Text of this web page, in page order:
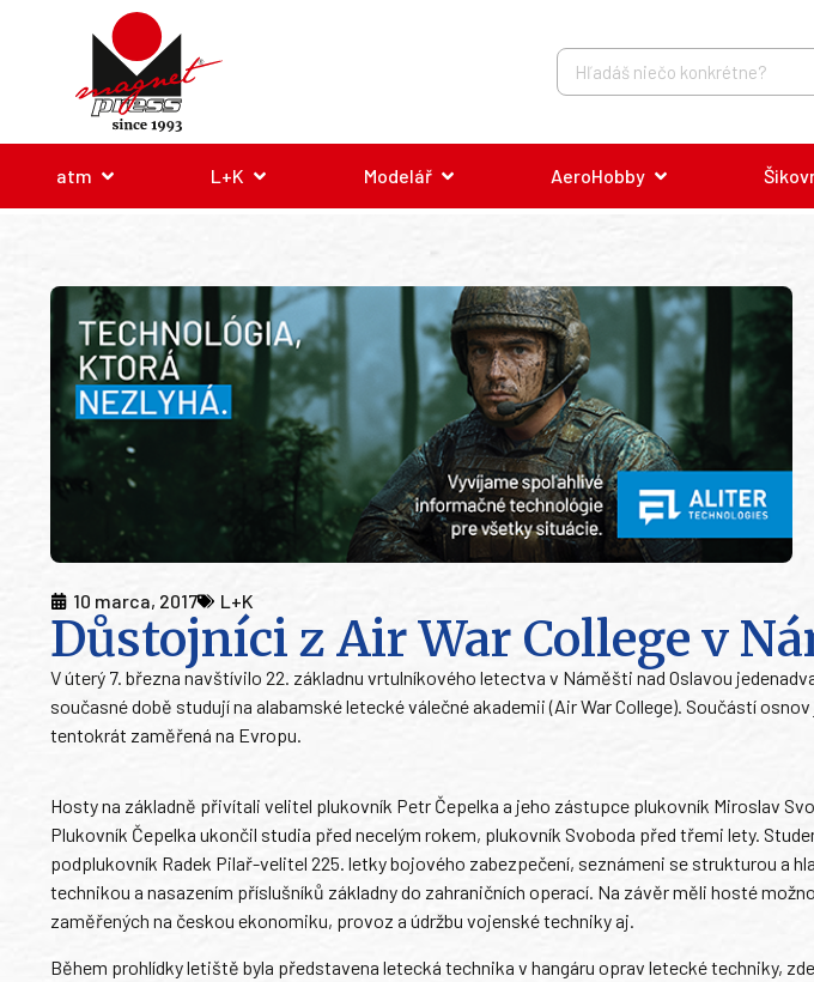
atm L+K Modelář AeroHobby
10 marca, 2017 L+K
Důstojníci z Air War College v
V úterý 7. března navštívilo 22. základnu vrtulníkového letectva v Náměšti nad Oslavou
současné době studují na alabamské letecké válečné akademii (Air War College). Součástí
tentokrát zaměřená na Evropu.
Hosty na základně přivítali velitel plukovník Petr Čepelka a jeho zástupce plukovník Miroslav
Plukovník Čepelka ukončil studia před necelým rokem, plukovník Svoboda před třemi lety.
podplukovník Radek Pilař-velitel 225. letky bojového zabezpečení, seznámeni se strukturou a
technikou a nasazením příslušníků základny do zahraničních operací. Na závěr měli hosté
zaměřených na českou ekonomiku, provoz a údržbu vojenské techniky aj.
Během prohlídky letiště byla představena letecká technika v hangáru oprav letecké techniky,